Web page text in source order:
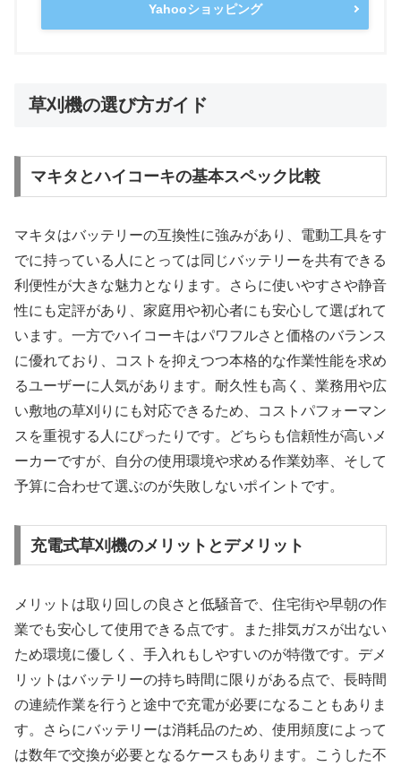
Yahooショッピング
草刈機の選び方ガイド
マキタとハイコーキの基本スペック比較
マキタはバッテリーの互換性に強みがあり、電動工具をす
でに持っている人にとっては同じバッテリーを共有できる
利便性が大きな魅力となります。さらに使いやすさや静音
性にも定評があり、家庭用や初心者にも安心して選ばれて
います。一方でハイコーキはパワフルさと価格のバランス
に優れており、コストを抑えつつ本格的な作業性能を求め
るユーザーに人気があります。耐久性も高く、業務用や広
い敷地の草刈りにも対応できるため、コストパフォーマン
スを重視する人にぴったりです。どちらも信頼性が高いメ
ーカーですが、自分の使用環境や求める作業効率、そして
予算に合わせて選ぶのが失敗しないポイントです。
充電式草刈機のメリットとデメリット
メリットは取り回しの良さと低騒音で、住宅街や早朝の作
業でも安心して使用できる点です。また排気ガスが出ない
ため環境に優しく、手入れもしやすいのが特徴です。デメ
リットはバッテリーの持ち時間に限りがある点で、長時間
の連続作業を行うと途中で充電が必要になることもありま
す。さらにバッテリーは消耗品のため、使用頻度によって
は数年で交換が必要となるケースもあります。こうした不